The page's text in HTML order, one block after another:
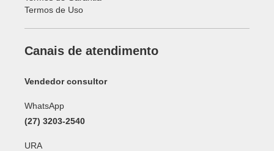
Termos de Uso
Canais de atendimento
Vendedor consultor
WhatsApp
(27) 3203-2540
URA